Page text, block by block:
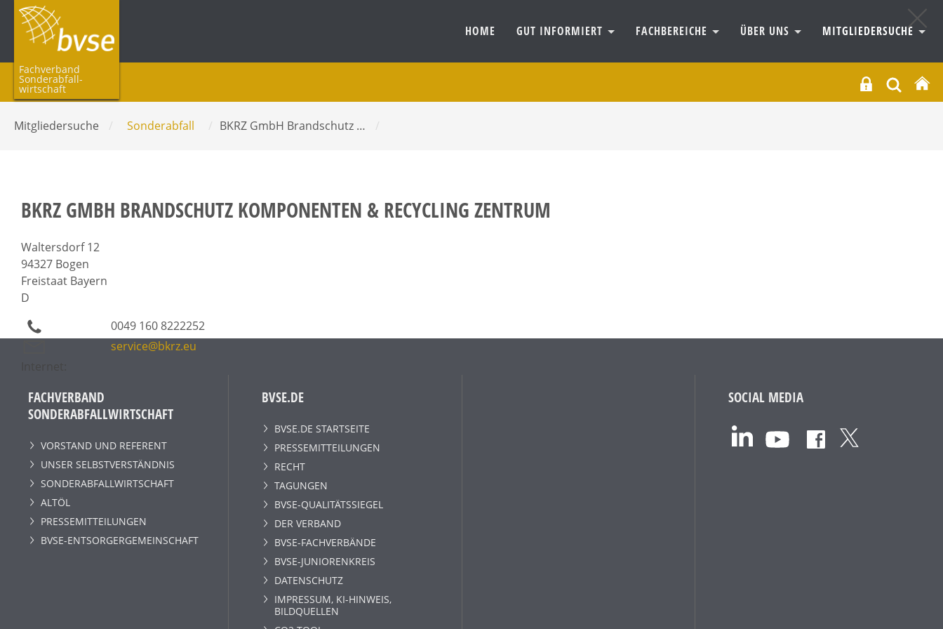
Fachverband
Sonderabfall­
wirtschaft
HOME GUT INFORMIERT FACHBEREICHE ÜBER UNS MITGLIEDERSUCHE
Mitgliedersuche / Sonderabfall / BKRZ GmbH Brandschutz … /
BKRZ GMBH BRANDSCHUTZ KOMPONENTEN & RECYCLING ZENTRUM
Waltersdorf 12
94327 Bogen
Freistaat Bayern
D
0049 160 8222252
service@bkrz.eu
FACHVERBAND
SONDERABFALLWIRTSCHAFT
VORSTAND UND REFERENT
UNSER SELBSTVERSTÄNDNIS
SONDERABFALLWIRTSCHAFT
ALTÖL
PRESSEMITTEILUNGEN
BVSE-ENTSORGERGEMEINSCHAFT
BVSE.DE
BVSE.DE STARTSEITE
PRESSEMITTEILUNGEN
RECHT
TAGUNGEN
BVSE-QUALITÄTSSIEGEL
DER VERBAND
BVSE-FACHVERBÄNDE
BVSE-JUNIORENKREIS
DATENSCHUTZ
IMPRESSUM, KI-HINWEIS,
BILDQUELLEN
SOCIAL MEDIA